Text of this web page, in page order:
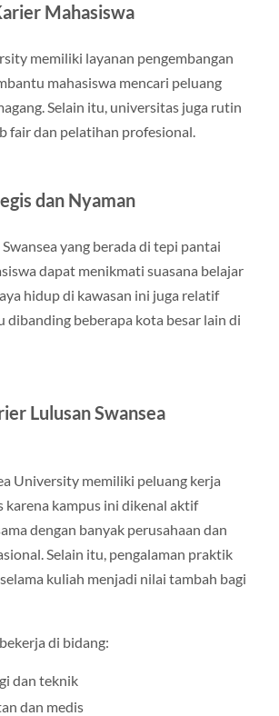
Mahasiswa
memiliki layanan pengembangan
mahasiswa mencari peluang
Selain itu, universitas juga rutin
fair dan pelatihan profesional.
dan Nyaman
yang berada di tepi pantai
dapat menikmati suasana belajar
hidup di kawasan ini juga relatif
dibanding beberapa kota besar lain di
Lulusan Swansea
University memiliki peluang kerja
karena kampus ini dikenal aktif
dengan banyak perusahaan dan
Selain itu, pengalaman praktik
kuliah menjadi nilai tambah bagi
di bidang:
dan teknik
dan medis